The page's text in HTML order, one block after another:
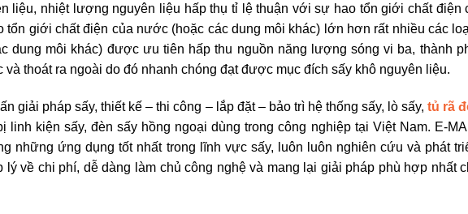
liệu, nhiệt lượng nguyên liệu hấp thụ tỉ lệ thuận với sự hao tổn giới chất điện
giới chất điện của nước (hoặc các dung môi khác) lớn hơn rất nhiều các
dung môi khác) được ưu tiên hấp thu nguồn năng lượng sóng vi ba, thành
thoát ra ngoài do đó nhanh chóng đạt được mục đích sấy khô nguyên liệu.
giải pháp sấy, thiết kế – thi công – lắp đặt – bảo trì hệ thống sấy, lò sấy, tủ rã
linh kiện sấy, đèn sấy hồng ngoại dùng trong công nghiệp tại Việt Nam. E-
những ứng dụng tốt nhất trong lĩnh vực sấy, luôn luôn nghiên cứu và phát
về chi phí, dễ dàng làm chủ công nghệ và mang lại giải pháp phù hợp nhất